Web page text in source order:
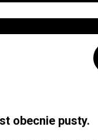
obecnie pusty.